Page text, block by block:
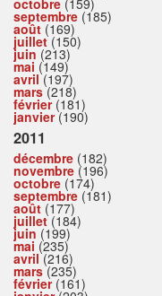
octobre (159)
septembre (185)
août (169)
juillet(150)
juin (213)
mai (149)
avril(197)
mars(218)
février(181)
janvier(190)
2011
décembre (182)
novembre (196)
octobre (174)
septembre (181)
août (177)
juillet(184)
juin (199)
mai (235)
avril(216)
mars(235)
février(161)